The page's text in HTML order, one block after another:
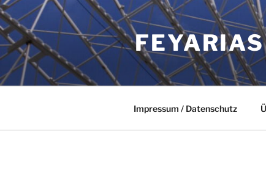
Zum
Inhalt
springen
Impressum / Datenschutz